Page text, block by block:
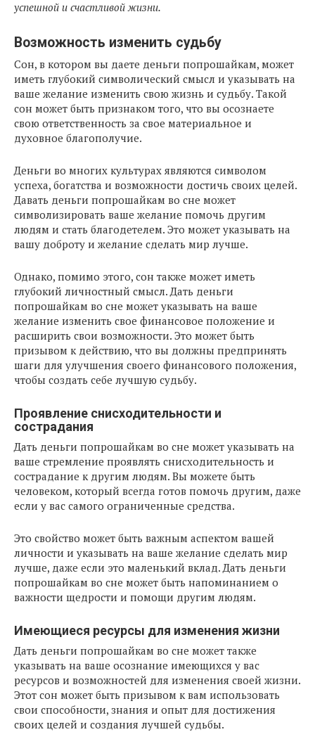
успешной и счастливой жизни.
Возможность изменить судьбу
Сон, в котором вы даете деньги попрошайкам, может
иметь глубокий символический смысл и указывать на
ваше желание изменить свою жизнь и судьбу. Такой
сон может быть признаком того, что вы осознаете
свою ответственность за свое материальное и
духовное благополучие.
Деньги во многих культурах являются символом
успеха, богатства и возможности достичь своих целей.
Давать деньги попрошайкам во сне может
символизировать ваше желание помочь другим
людям и стать благодетелем. Это может указывать на
вашу доброту и желание сделать мир лучше.
Однако, помимо этого, сон также может иметь
глубокий личностный смысл. Дать деньги
попрошайкам во сне может указывать на ваше
желание изменить свое финансовое положение и
расширить свои возможности. Это может быть
призывом к действию, что вы должны предпринять
шаги для улучшения своего финансового положения,
чтобы создать себе лучшую судьбу.
Проявление снисходительности и
сострадания
Дать деньги попрошайкам во сне может указывать на
ваше стремление проявлять снисходительность и
сострадание к другим людям. Вы можете быть
человеком, который всегда готов помочь другим, даже
если у вас самого ограниченные средства.
Это свойство может быть важным аспектом вашей
личности и указывать на ваше желание сделать мир
лучше, даже если это маленький вклад. Дать деньги
попрошайкам во сне может быть напоминанием о
важности щедрости и помощи другим людям.
Имеющиеся ресурсы для изменения жизни
Дать деньги попрошайкам во сне может также
указывать на ваше осознание имеющихся у вас
ресурсов и возможностей для изменения своей жизни.
Этот сон может быть призывом к вам использовать
свои способности, знания и опыт для достижения
своих целей и создания лучшей судьбы.